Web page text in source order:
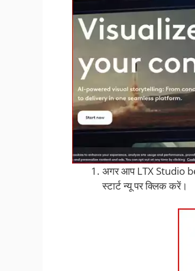
अगर आप LTX Studio
स्टार्ट न्यू पर क्लिक करें।